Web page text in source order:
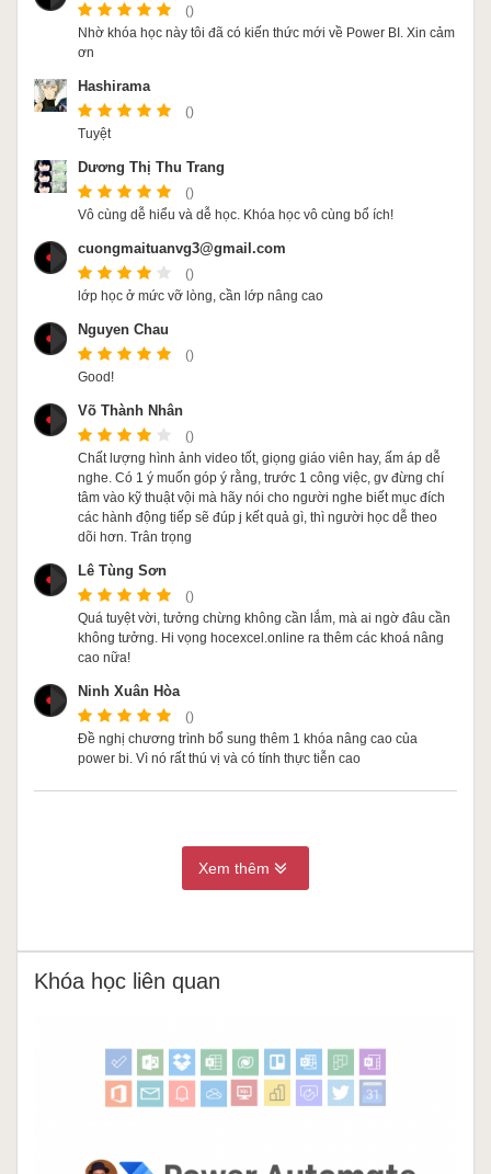
()
Nhờ khóa học này tôi đã có kiến thức mới về Power BI. Xin cảm
ơn
Hashirama
()
Tuyệt
Dương Thị Thu Trang
()
Vô cùng dễ hiểu và dễ học. Khóa học vô cùng bổ ích!
cuongmaituanvg3@gmail.com
()
lớp học ở mức vỡ lòng, cần lớp nâng cao
Nguyen Chau
()
Good!
Võ Thành Nhân
()
Chất lượng hình ảnh video tốt, giọng giáo viên hay, ấm áp dễ
nghe. Có 1 ý muốn góp ý rằng, trước 1 công việc, gv đừng chí
tâm vào kỹ thuật vội mà hãy nói cho người nghe biết mục đích
các hành động tiếp sẽ đúp j kết quả gì, thì người học dễ theo
dõi hơn. Trân trọng
Lê Tùng Sơn
()
Quá tuyệt vời, tưởng chừng không cần lắm, mà ai ngờ đâu cần
không tưởng. Hi vọng hocexcel.online ra thêm các khoá nâng
cao nữa!
Ninh Xuân Hòa
()
Đề nghị chương trình bổ sung thêm 1 khóa nâng cao của
power bi. Vì nó rất thú vị và có tính thực tiễn cao
Xem thêm
Khóa học liên quan